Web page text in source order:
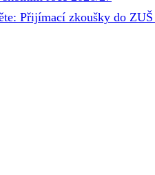
Přijímací zkoušky do